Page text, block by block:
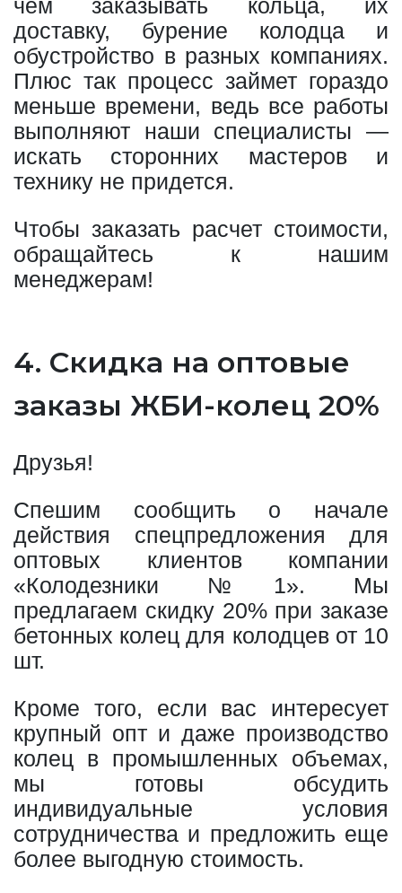
чем заказывать кольца, их
доставку, бурение колодца и
обустройство в разных компаниях.
Плюс так процесс займет гораздо
меньше времени, ведь все работы
выполняют наши специалисты —
искать сторонних мастеров и
технику не придется.
Чтобы заказать расчет стоимости,
обращайтесь к нашим
менеджерам!
4. Скидка на оптовые
заказы ЖБИ-колец 20%
Друзья!
Спешим сообщить о начале
действия спецпредложения для
оптовых клиентов компании
«Колодезники №1». Мы
предлагаем скидку 20% при заказе
бетонных колец для колодцев от 10
шт.
Кроме того, если вас интересует
крупный опт и даже производство
колец в промышленных объемах,
мы готовы обсудить
индивидуальные условия
сотрудничества и предложить еще
более выгодную стоимость.